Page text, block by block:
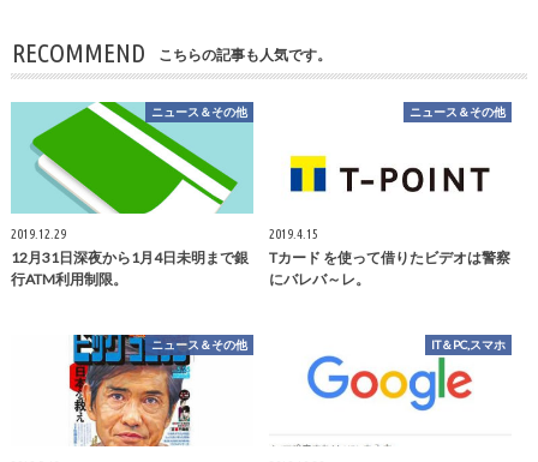
RECOMMEND こちらの記事も人気です。
ニュース＆その他
2019.12.29
12月31日深夜から1月4日未明まで銀
行ATM利用制限。
ニュース＆その他
2019.4.15
Tカード を使って借りたビデオは警察
にバレバ～レ。
ニュース＆その他 IT＆PC,スマホ